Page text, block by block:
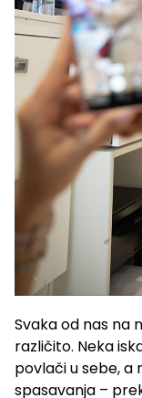
Svaka od nas na
različito. Neka
povlači u sebe, a
spasavanja –